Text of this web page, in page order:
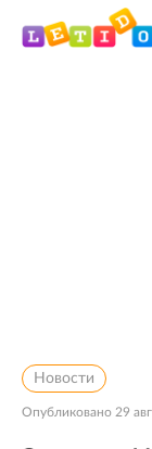
Новости
Опубликовано 29